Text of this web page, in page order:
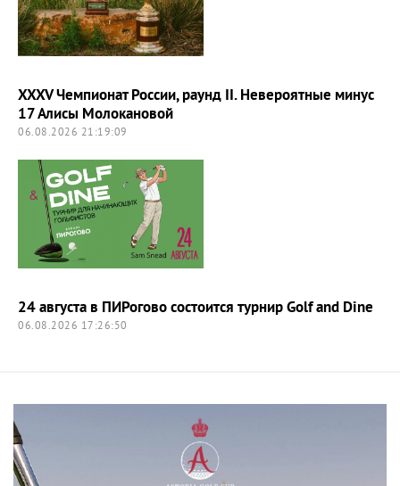
XXXV Чемпионат России, раунд II. Невероятные минус
17 Алисы Молокановой
06.08.2026 21:19:09
24 августа в ПИРогово состоится турнир Golf and Dine
06.08.2026 17:26:50